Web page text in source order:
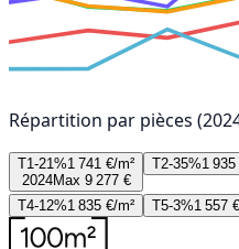
Répartition par pièces
T1-21%1 741 €/m²
2024Max 9 277 €
T2-35%1 935
T4-12%1 835 €/m² T5-3%1 557